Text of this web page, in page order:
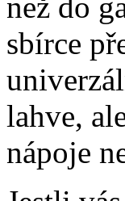
než do
sbírce
lahve,
nápoje